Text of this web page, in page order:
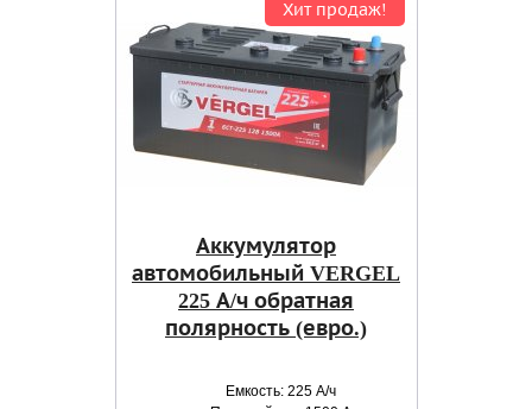
Хит продаж!
Аккумулятор
автомобильный VERGEL
225 А/ч обратная
полярность (евро.)
Емкость: 225 А/ч